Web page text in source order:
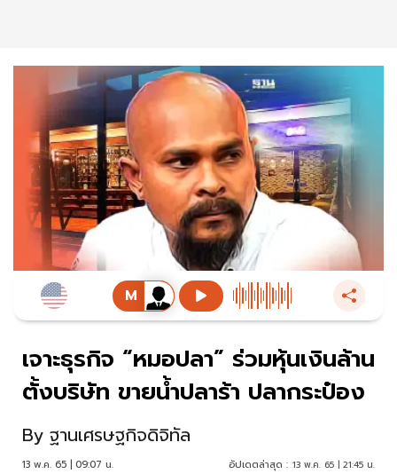
เจาะธุรกิจ “หมอปลา” ร่วมหุ้นเงินล้าน
ตั้งบริษัท ขายน้ำปลาร้า ปลากระป๋อง
By ฐานเศรษฐกิจดิจิทัล
13 พ.ค. 65 | 09:07 น. อัปเดตล่าสุด : 13 พ.ค. 65 | 21:45 น.